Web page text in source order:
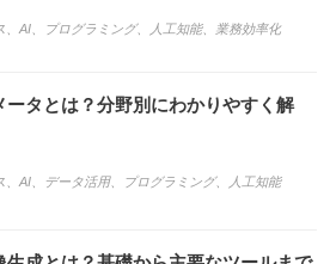
AI プログラミング、 人工知能、 業務効率化
ータとは？分野別にわかりやすく解
AI データ活用、 プログラミング、
人工知能